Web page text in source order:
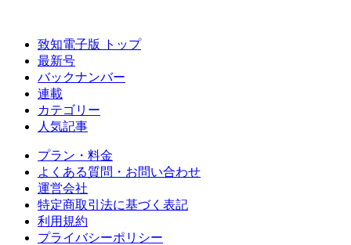
致知電子版 トップ
最新号
バックナンバー
連載
カテゴリー
人気記事
プラン・料金
よくある質問・お問い合わせ
運営会社
特定商取引法に基づく表記
利用規約
プライバシーポリシー